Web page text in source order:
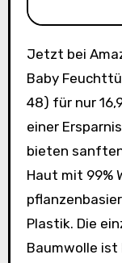
Jetzt bei Amazon: Pampers Harmonie Aqua
Baby
48) für nur
einer
bieten
Haut mit 99%
Plastik. Die
Baumwolle ist